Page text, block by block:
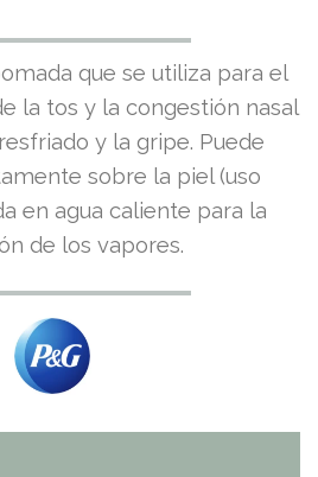
El
precio
original
era:
9,99€.
El
precio
actual
es:
8,47€.
que se utiliza para el
la tos y la congestión nasal
y la gripe. Puede
sobre la piel (uso
en agua caliente para la
de los vapores.